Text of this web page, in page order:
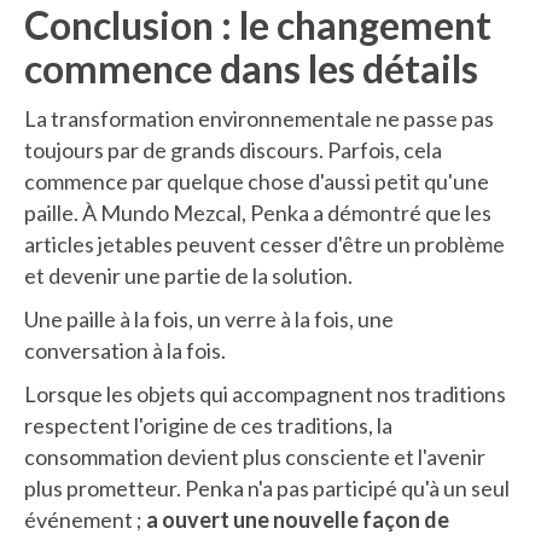
Conclusion : le changement
commence dans les détails
La transformation environnementale ne passe pas
toujours par de grands discours. Parfois, cela
commence par quelque chose d'aussi petit qu'une
paille. À Mundo Mezcal, Penka a démontré que les
articles jetables peuvent cesser d'être un problème
et devenir une partie de la solution.
Une paille à la fois, un verre à la fois, une
conversation à la fois.
Lorsque les objets qui accompagnent nos traditions
respectent l'origine de ces traditions, la
consommation devient plus consciente et l'avenir
plus prometteur. Penka n'a pas participé qu'à un seul
événement ; a ouvert une nouvelle façon de